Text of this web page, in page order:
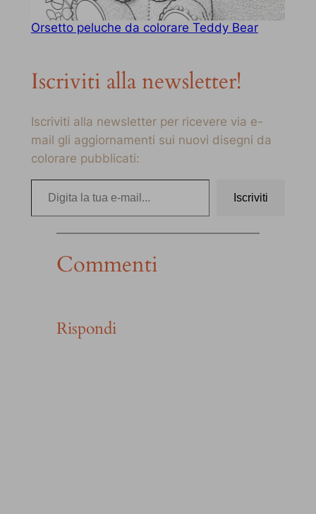
Orsetto peluche da colorare Teddy Bear
Iscriviti alla newsletter!
Iscriviti alla newsletter per ricevere via e-
mail gli aggiornamenti sui nuovi disegni da
colorare pubblicati:
Digita la tua e-mail…
Iscriviti
Commenti
Rispondi